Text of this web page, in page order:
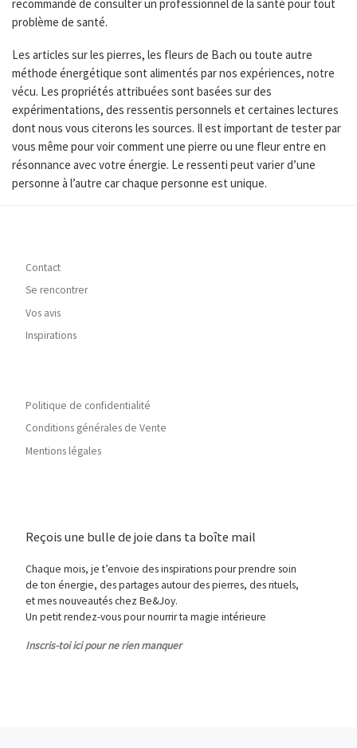
recommandé de consulter un professionnel de la santé pour tout
problème de santé.
Les articles sur les pierres, les fleurs de Bach ou toute autre
méthode énergétique sont alimentés par nos expériences, notre
vécu. Les propriétés attribuées sont basées sur des
expérimentations, des ressentis personnels et certaines lectures
dont nous vous citerons les sources. Il est important de tester par
vous même pour voir comment une pierre ou une fleur entre en
résonnance avec votre énergie. Le ressenti peut varier d’une
personne à l’autre car chaque personne est unique.
Contact
Se rencontrer
Vos avis
Inspirations
Politique de confidentialité
Conditions générales de Vente
Mentions légales
Reçois une bulle de joie dans ta boîte mail
Chaque mois, je t’envoie des inspirations pour prendre soin
de ton énergie, des partages autour des pierres, des rituels,
et mes nouveautés chez Be&Joy.
Un petit rendez-vous pour nourrir ta magie intérieure
Inscris-toi ici pour ne rien manquer